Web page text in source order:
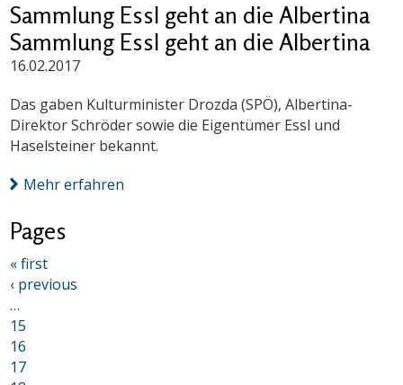
Sammlung Essl geht an die Albertina
Sammlung Essl geht an die Albertina
16.02.2017
Das gaben Kulturminister Drozda (SPÖ), Albertina-
Direktor Schröder sowie die Eigentümer Essl und
Haselsteiner bekannt.
Mehr erfahren
Pages
« first
‹ previous
…
15
16
17